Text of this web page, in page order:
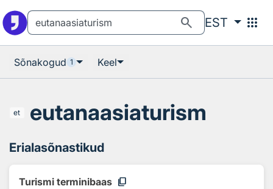
search EST apps
Sõnakogud 1 Keel
et eutanaasiaturism
Erialasõnastikud
Turismi terminibaas content_copy